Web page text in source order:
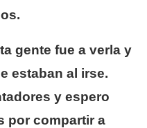
gente fue a verla y
estaban al irse.
y espero
por compartir a